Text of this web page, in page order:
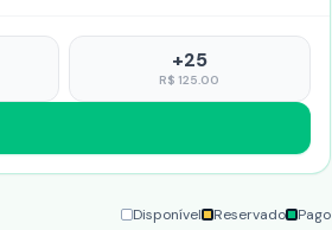
+25
R$125.00
Disponível Reservado Pago